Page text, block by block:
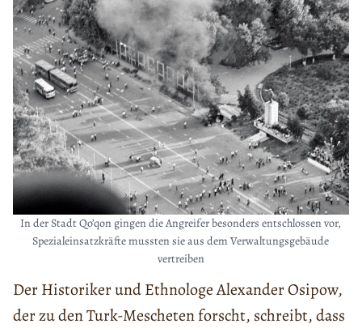
In der Stadt Qo’qon gingen die Angreifer besonders entschlossen vor,
Spezialeinsatzkräfte mussten sie aus dem Verwaltungsgebäude
vertreiben
Der Historiker und Ethnologe Alexander Osipow,
der zu den Turk-Mescheten forscht, schreibt, dass